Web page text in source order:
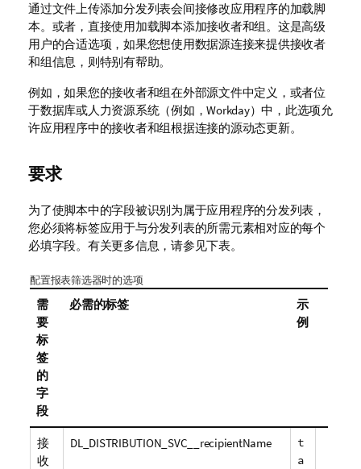
通过文件上传添加分发列表会间接修改应用程序的加载脚
本。或者，直接使用加载脚本添加接收者和组。这是高级
用户的合适选项，如果您想使用数据源连接来提供接收者
和组信息，则特别有帮助。
例如，如果您的接收者和组在外部源文件中定义，或者位
于数据库或人力资源系统（例如，Workday）中，此选项允
许应用程序中的接收者和组根据连接的源动态更新。
要求
为了使脚本中的字段被识别为属于应用程序的分发列表，
您必须将标签应用于与分发列表的所需元素相对应的每个
必填字段。有关更多信息，请参见下表。
配置报表筛选器时的选项
需
要
标
签
的
字
段
必需的标签
示
例
接
收
DL_DISTRIBUTION_SVC__recipientName
t
a